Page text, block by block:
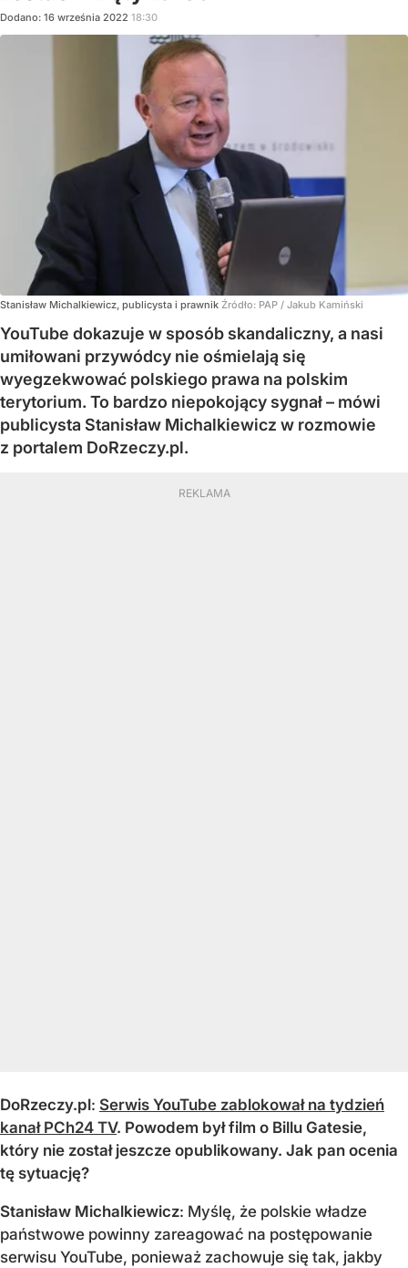
Dodano: 16 września 2022 18:30
Stanisław Michalkiewicz, publicysta i prawnik Źródło: PAP / Jakub Kamiński
YouTube dokazuje w sposób skandaliczny, a nasi
umiłowani przywódcy nie ośmielają się
wyegzekwować polskiego prawa na polskim
terytorium. To bardzo niepokojący sygnał – mówi
publicysta Stanisław Michalkiewicz w rozmowie
z portalem DoRzeczy.pl.
DoRzeczy.pl: Serwis YouTube zablokował na tydzień
kanał PCh24 TV. Powodem był film o Billu Gatesie,
który nie został jeszcze opublikowany. Jak pan ocenia
tę sytuację?
Stanisław Michalkiewicz: Myślę, że polskie władze
państwowe powinny zareagować na postępowanie
serwisu YouTube, ponieważ zachowuje się tak, jakby